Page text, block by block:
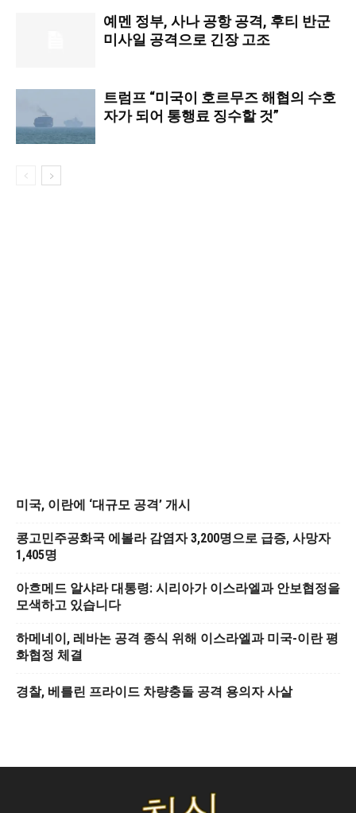
예멘 정부, 사나 공항 공격, 후티 반군
미사일 공격으로 긴장 고조
트럼프 “미국이 호르무즈 해협의 수호
자가 되어 통행료 징수할 것”
미국, 이란에 ‘대규모 공격’ 개시
콩고민주공화국 에볼라 감염자 3,200명으로 급증, 사망자
1,405명
아흐메드 알샤라 대통령: 시리아가 이스라엘과 안보협정을
모색하고 있습니다
하메네이, 레바논 공격 종식 위해 이스라엘과 미국-이란 평
화협정 체결
경찰, 베를린 프라이드 차량충돌 공격 용의자 사살